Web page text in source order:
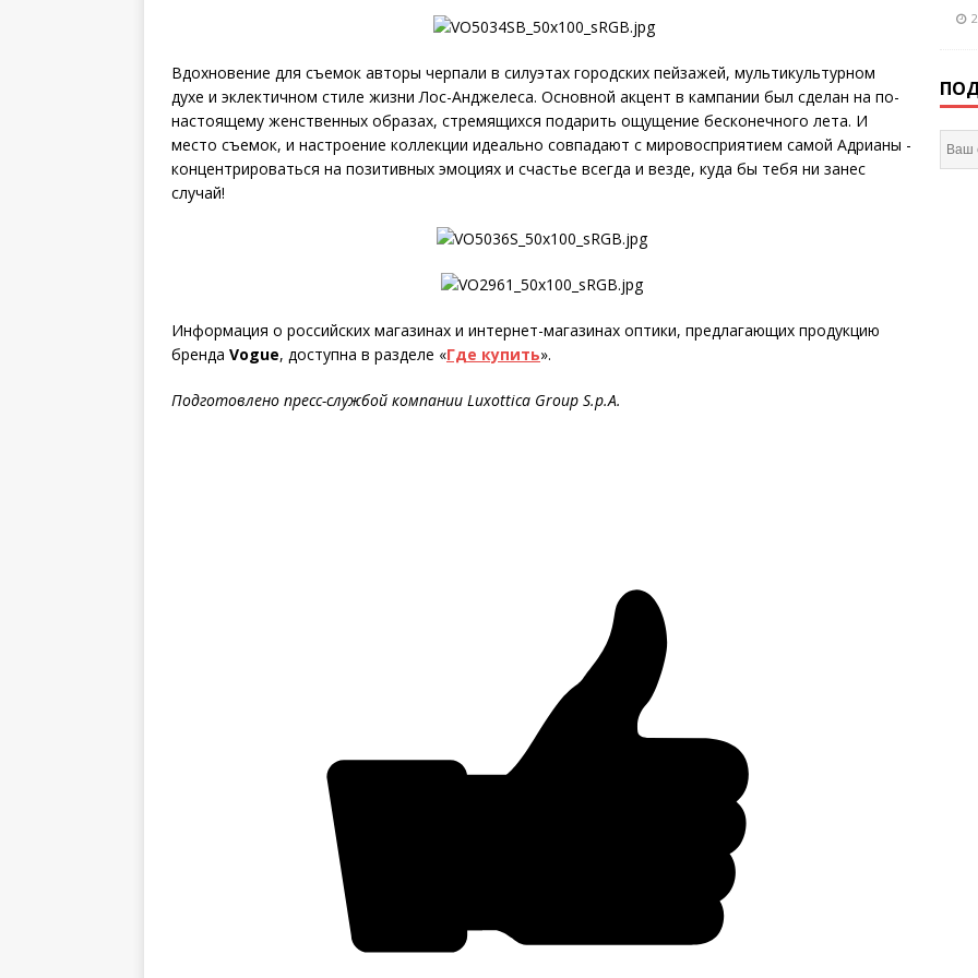
Вдохновение для съемок авторы черпали в силуэтах городских пейзажей, мультикультурном
духе и эклектичном стиле жизни Лос-Анджелеса. Основной акцент в кампании был сделан на по-
настоящему женственных образах, стремящихся подарить ощущение бесконечного лета. И
место съемок, и настроение коллекции идеально совпадают с мировосприятием самой Адрианы -
концентрироваться на позитивных эмоциях и счастье всегда и везде, куда бы тебя ни занес
случай!
Информация о российских магазинах и интернет-магазинах оптики, предлагающих продукцию
бренда Vogue, доступна в разделе «Где купить».
Подготовлено пресс-службой компании Luxottica Group S.p.A.